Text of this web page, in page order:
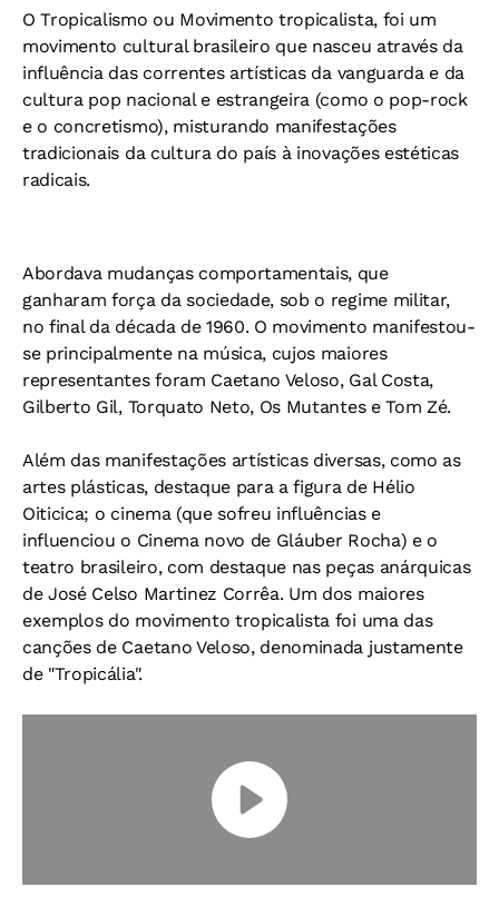
O Tropicalismo ou Movimento tropicalista, foi um
movimento cultural brasileiro que nasceu através da
influência das correntes artísticas da vanguarda e da
cultura pop nacional e estrangeira (como o pop-rock
e o concretismo), misturando manifestações
tradicionais da cultura do país à inovações estéticas
radicais.
Abordava mudanças comportamentais, que
ganharam força da sociedade, sob o regime militar,
no final da década de 1960. O movimento manifestou-
se principalmente na música, cujos maiores
representantes foram Caetano Veloso, Gal Costa,
Gilberto Gil, Torquato Neto, Os Mutantes e Tom Zé.
Além das manifestações artísticas diversas, como as
artes plásticas, destaque para a figura de Hélio
Oiticica; o cinema (que sofreu influências e
influenciou o Cinema novo de Gláuber Rocha) e o
teatro brasileiro, com destaque nas peças anárquicas
de José Celso Martinez Corrêa. Um dos maiores
exemplos do movimento tropicalista foi uma das
canções de Caetano Veloso, denominada justamente
de "Tropicália".